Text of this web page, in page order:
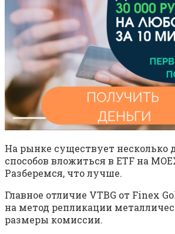
На рынке существует несколько
способов вложиться в ETF на
Разберемся, что лучше.
Главное отличие VTBG от Finex
на метод репликации
размеры комиссии.